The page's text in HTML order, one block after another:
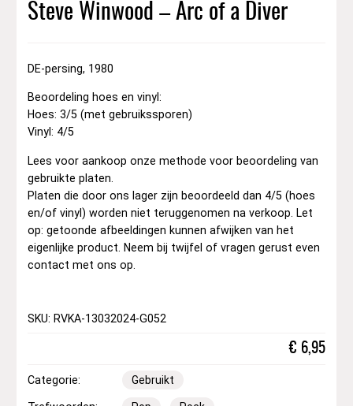
Steve Winwood – Arc of a Diver
DE-persing, 1980
Beoordeling hoes en vinyl:
Hoes: 3/5 (met gebruikssporen)
Vinyl: 4/5
Lees voor aankoop onze methode voor beoordeling van
gebruikte platen.
Platen die door ons lager zijn beoordeeld dan 4/5 (hoes
en/of vinyl) worden niet teruggenomen na verkoop. Let
op: getoonde afbeeldingen kunnen afwijken van het
eigenlijke product. Neem bij twijfel of vragen gerust even
contact met ons op.
SKU: RVKA-13032024-G052
€ 6,95
Categorie: Gebruikt